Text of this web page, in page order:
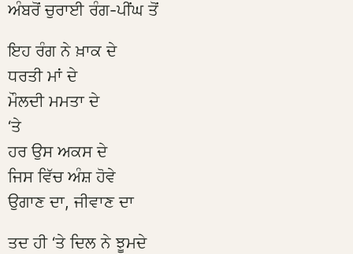
ਅੰਬਰੋਂ ਚੁਰਾਈ ਰੰਗ-ਪੀਂਘ ਤੋਂ
ਇਹ ਰੰਗ ਨੇ ਖ਼ਾਕ ਦੇ
ਧਰਤੀ ਮਾਂ ਦੇ
ਮੌਲਦੀ ਮਮਤਾ ਦੇ
‘ਤੇ
ਹਰ ਉਸ ਅਕਸ ਦੇ
ਜਿਸ ਵਿੱਚ ਅੰਸ਼ ਹੋਵੇ
ਉਗਾਣ ਦਾ, ਜੀਵਾਣ ਦਾ
ਤਦ ਹੀ ‘ਤੇ ਦਿਲ ਨੇ ਝੂਮਦੇ